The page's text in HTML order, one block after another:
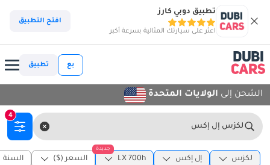
تطبيق دوبي كارز
اعثر على سيارتك المثالية بسرعة أكبر
افتح التطبيق
بع تطبيق
الشحن إلى الولايات المتحدة
لكزس إل إكس
4
لكزس إل إكس
جديدة
LX 700h السعر ($) السنة